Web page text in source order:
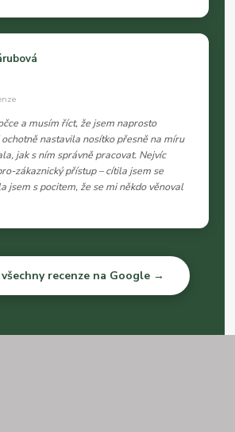
a musím říct, že jsem naprosto
nastavila nosítko přesně na míru
jak s ním správně pracovat. Nejvíc
zákaznický přístup – cítila jsem se
jsem s pocitem, že se mi někdo věnoval
všechny recenze na Google →